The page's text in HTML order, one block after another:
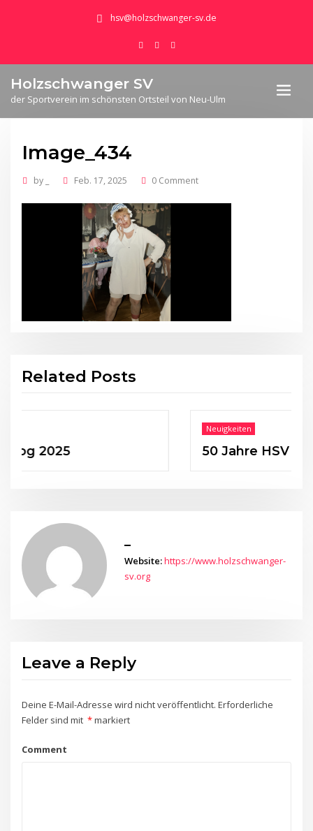
hsv@holzschwanger-sv.de
Holzschwanger SV
der Sportverein im schönsten Ortsteil von Neu-Ulm
Image_434
by Feb. 17, 2025 0 Comment
Related Posts
50 Jahre HSV
_
Website:https://www.holzschwanger-
sv.org
Leave a Reply
Deine E-Mail-Adresse wird nicht veröffentlicht. Erforderliche
Felder sind mit *markiert
Comment